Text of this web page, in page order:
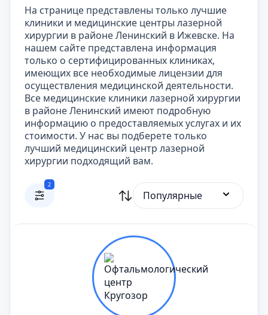
На странице представлены только лучшие
клиники и медицинские центры лазерной
хирургии в районе Ленинский в Ижевске. На
нашем сайте представлена информация
только о сертифицированных клиниках,
имеющих все необходимые лицензии для
осуществления медицинской деятельности.
Все медицинские клиники лазерной хирургии
в районе Ленинский имеют подробную
информацию о предоставляемых услугах и их
стоимости. У нас вы подберете только
лучший медицинский центр лазерной
хирургии подходящий вам.
2
Популярные